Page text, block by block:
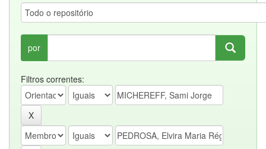
por
Filtros correntes: